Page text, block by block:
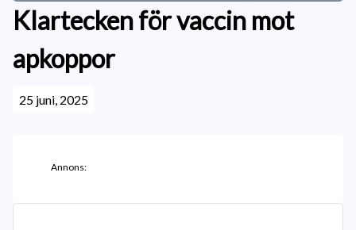
Klartecken för vaccin mot
apkoppor
25 juni, 2025
Annons: